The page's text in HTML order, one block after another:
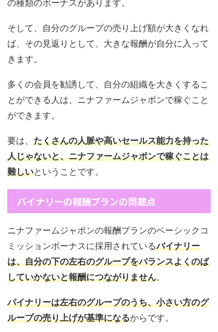
の種類のボーナスがあります。
そして、自分のグループの売り上げ額が大きくなれ
ば、その見返りとして、大きな報酬が自分に入って
きます。
多くの会員を勧誘して、自分の組織を大きくするこ
とができる人は、ニナファームジャポンで稼ぐこと
ができます。
要は、 たくさんの人脈や高いセールス能力を持った
人じゃないと、ニナファームジャポンで稼ぐことは
難しいということです。
バイナリーの報酬プランの問題点
ニナファームジャポンの報酬プランのベーシックコ
ミッションボーナスに採用されているバイナリー
は、自分の下の左右のグループをバランスよくのば
していかないと報酬につながりません。
バイナリーは左右のグループのうち、小さい方のグ
ループの売り上げが基準になるからです。